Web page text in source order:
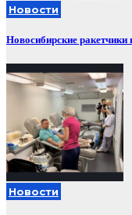
Новости
Новосибирские
Новости